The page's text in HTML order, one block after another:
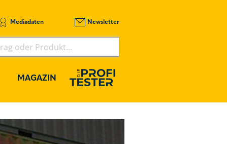
Mediadaten Newsletter
MAGAZIN